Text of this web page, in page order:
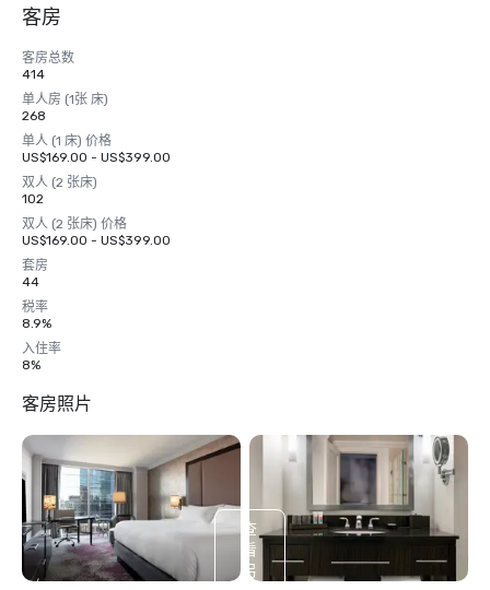
客房
客房总数
414
单人房 (1张 床)
268
单人 (1 床) 价格
US$169.00 - US$399.00
双人 (2 张床)
102
双人 (2 张床) 价格
US$169.00 - US$399.00
套房
44
税率
8.9%
入住率
8%
客房照片
查
看
另